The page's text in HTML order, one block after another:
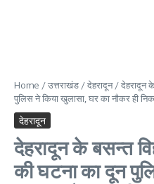
Home /उत्तराखंड /देहरादून/देहरादून
पुलिस ने किया खुलासा, घर का नौकर‌ ही
देहरादून
देहरादून के बसन्त
की घटना का दून